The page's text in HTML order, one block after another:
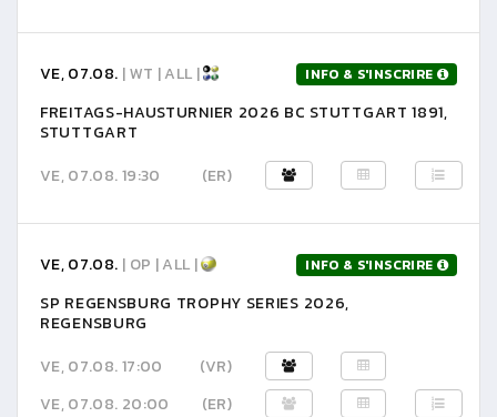
VE, 07.08. | WT | ALL | INFO & S'INSCRIRE
FREITAGS-HAUSTURNIER 2026 BC STUTTGART 1891,
STUTTGART
VE, 07.08. 19:30
(ER)
VE, 07.08. | OP | ALL | INFO & S'INSCRIRE
SP REGENSBURG TROPHY SERIES 2026,
REGENSBURG
VE, 07.08. 17:00
(VR)
VE, 07.08. 20:00
(ER)